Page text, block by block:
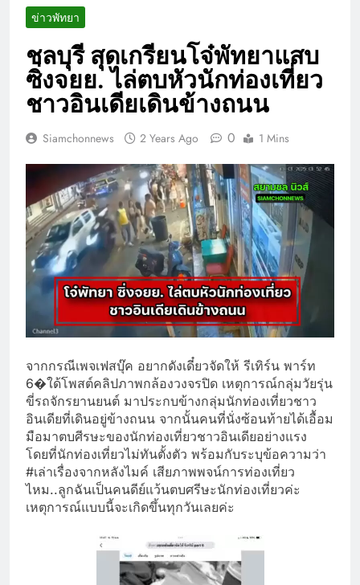
ข่าวพัทยา
ชลบุรี สุดเกรียนโจ๋พัทยาแสบ
ซิ่งจยย. ไล่ตบหัวนักท่องเที่ยว
ชาวอินเดียเดินข้างถนน
Siamchonnews 2 Years Ago 0 1 Mins
จากกรณีเพจเฟสบุ๊ค อยากดังเดี๋ยวจัดให้ รีเทิร์น พาร์ท
6�ใด้โพสต์คลิปภาพกล้องวงจรปิด เหตุการณ์กลุ่มวัยรุ่น
ขี่รถจักรยานยนต์ มาประกบข้างกลุ่มนักท่องเที่ยวชาว
อินเดียที่เดินอยู่ข้างถนน จากนั้นคนที่นั่งซ้อนท้ายได้เอื้อม
มือมาตบศีรษะของนักท่องเที่ยวชาวอินเดียอย่างแรง
โดยที่นักท่องเที่ยวไม่ทันตั้งตัว พร้อมกับระบุข้อความว่า
#เล่าเรื่องจากหลังไมค์ เสียภาพพจน์การท่องเที่ยว
ไหม..ลูกฉันเป็นคนดีย์แว้นตบศรีษะนักท่องเที่ยวค่ะ
เหตุการณ์แบบนี้จะเกิดขึ้นทุกวันเลยค่ะ